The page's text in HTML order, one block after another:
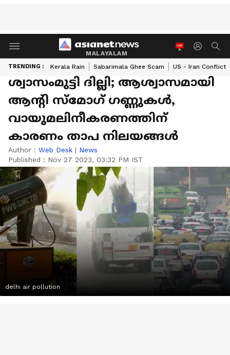
MALAYALAM
TRENDING : Kerala Rain Sabarimala Ghee Scam US - Iran Conflict
ശ്വാസംമുട്ടി ദില്ലി; ആശ്വാസമായി
ആന്‍റി സ്മോഗ് ഗണ്ണുകള്‍,
വായുമലിനീകരണത്തിന്
കാരണം താപ നിലയങ്ങള്‍
Author : Web Desk | News
Published : Nov 27 2023, 03:32 PM IST
delhi air pollution